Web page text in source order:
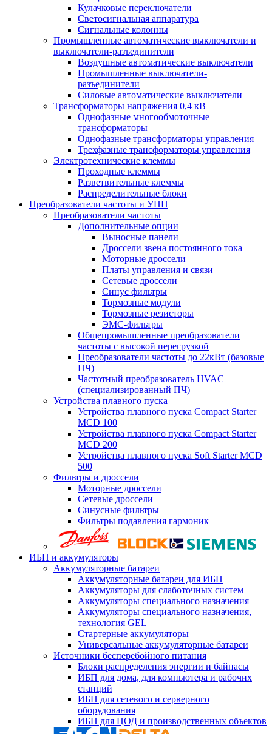
Кулачковые переключатели
Светосигнальная аппаратура
Сигнальные колонны
Промышленные автоматические выключатели и
выключатели-разъединители
Воздушные автоматические выключатели
Промышленные выключатели-
разъединители
Силовые автоматические выключатели
Трансформаторы напряжения 0,4 кВ
Однофазные многообмоточные
трансформаторы
Однофазные трансформаторы управления
Трехфазные трансформаторы управления
Электротехнические клеммы
Проходные клеммы
Разветвительные клеммы
Распределительные блоки
Преобразователи частоты и УПП
Преобразователи частоты
Дополнительные опции
Выносные панели
Дроссели звена постоянного тока
Моторные дроссели
Платы управления и связи
Сетевые дроссели
Синус фильтры
Тормозные модули
Тормозные резисторы
ЭМС-фильтры
Общепромышленные преобразователи
частоты с высокой перегрузкой
Преобразователи частоты до 22кВт (базовые
ПЧ)
Частотный преобразователь HVAC
(специализированный ПЧ)
Устройства плавного пуска
Устройства плавного пуска Compact Starter
MCD 100
Устройства плавного пуска Compact Starter
MCD 200
Устройства плавного пуска Soft Starter MCD
500
Фильтры и дроссели
Моторные дроссели
Сетевые дроссели
Синусные фильтры
Фильтры подавления гармоник
ИБП и аккумуляторы
Аккумуляторные батареи
Аккумуляторные батареи для ИБП
Аккумуляторы для слаботочных систем
Аккумуляторы специального назначения
Аккумуляторы специального назначения,
технология GEL
Стартерные аккумуляторы
Универсальные аккумуляторные батареи
Источники бесперебойного питания
Блоки распределения энергии и байпасы
ИБП для дома, для компьютера и рабочих
станций
ИБП для сетевого и серверного
оборудования
ИБП для ЦОД и производственных объектов